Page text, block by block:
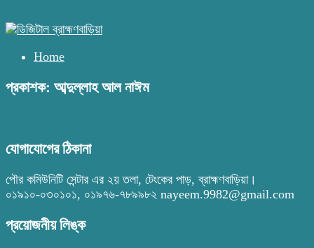
Home
প্রকাশক: আব্দুল্লাহ আল নাঈম
যোগাযোগের ঠিকানা
পৌর কমিউনিটি সেন্টার এর ২য় তলা, টেংকের পাড়, ব্রাহ্মণবাড়িয়া।
০১৯১০-০৩০১০১, ০১৯৭৬-৭৮৯৯৮২ nayeem.9982@gmail.com
প্রয়োজনীয় লিঙ্ক